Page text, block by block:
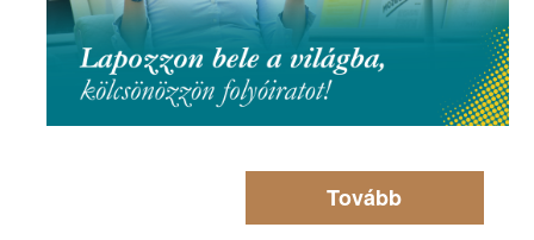
Tovább